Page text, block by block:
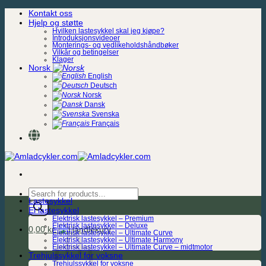
Skip
Kontakt oss
Hjelp og støtte
Hvilken lastesykkel skal jeg kjøpe?
Introduksjonsvideoer
Monterings- og vedlikeholdshåndbøker
Vilkår og betingelser
Klager
Norsk
English
Deutsch
Norsk
Dansk
Svenska
Français
Products
search
0,00kr.
Lastesykkel
El lastesykkel
Elektrisk lastesykkel – Premium
Elektrisk lastesykkel – Deluxe
Elektrisk lastesykkel – Ultimate Curve
Elektrisk lastesykkel – Ultimate Harmony
Elektrisk lastesykkel – Ultimate Curve – midtmotor
Trehjulssykkel for voksne
Trehjulssykkel for voksne